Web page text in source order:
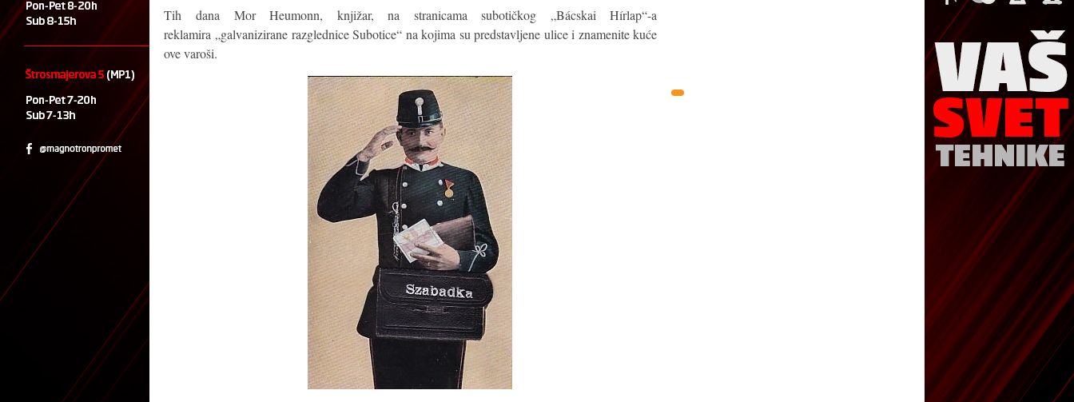
Tih dana Mor Heumonn, knjižar, na stranicama subotičkog „Bácskai Hírlap“-a
reklamira „galvanizirane razglednice Subotice“ na kojima su predstavljene ulice i znamenite kuće
ove varoši.